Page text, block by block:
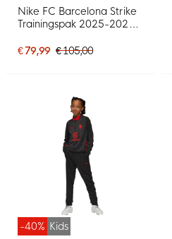
Nike FC Barcelona Strike
Trainingspak 2025-2026
€ 79,99 € 105,00
-40% Kids